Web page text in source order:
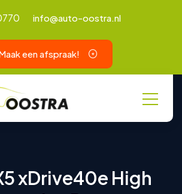
info@auto-oostra.nl
een afspraak!
xDrive40e High